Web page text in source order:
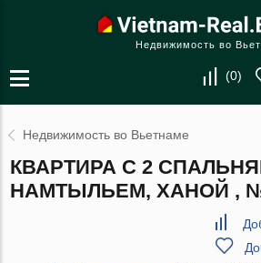
Недвижимость во
(0)
Недвижимость во Вьетнаме
КВАРТИРА С 2
НАМТЫЛЬЕМ, ХАНОЙ , №